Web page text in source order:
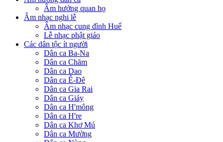
Âm hưởng quan họ
Âm nhạc nghi lễ
Âm nhạc cung đình Huế
Lễ nhạc phật giáo
Các dân tộc ít người
Dân ca Ba-Na
Dân ca Chăm
Dân ca Dao
Dân ca Ê-Đê
Dân ca Gia Rai
Dân ca Giáy
Dân ca H'mông
Dân ca H're
Dân ca Khơ Mú
Dân ca Mường